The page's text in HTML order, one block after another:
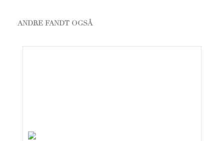
ANDRE FANDT OGSÅ